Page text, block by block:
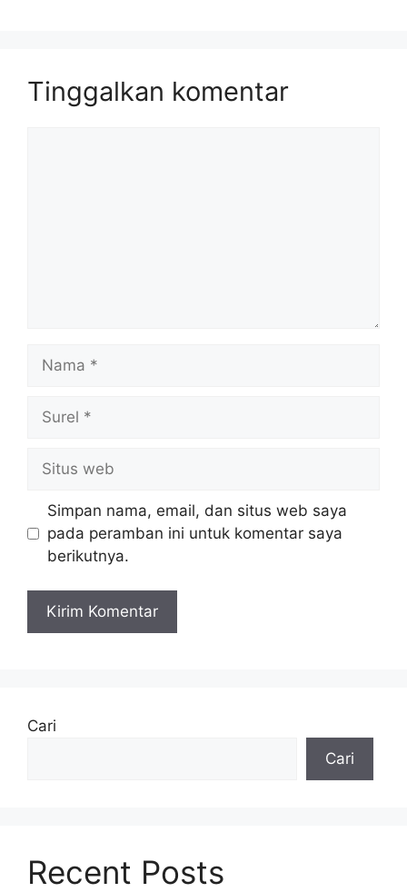
Tinggalkan komentar
web
Simpan nama, email, dan situs web saya
pada peramban ini untuk komentar saya
berikutnya.
Cari
Cari
Recent Posts